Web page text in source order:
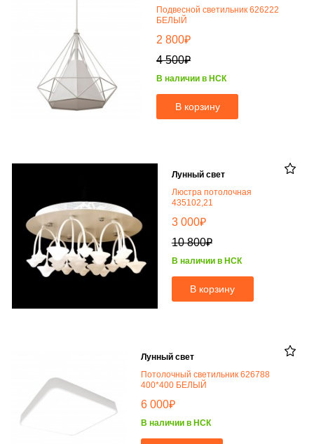
Подвесной светильник 626222
БЕЛЫЙ
2 800₽
4 500₽
В наличии в НСК
В корзину
Лунный свет
Люстра потолочная
435102,21
3 000₽
10 800₽
В наличии в НСК
В корзину
Лунный свет
Потолочный светильник 626788
400*400 БЕЛЫЙ
6 000₽
В наличии в НСК